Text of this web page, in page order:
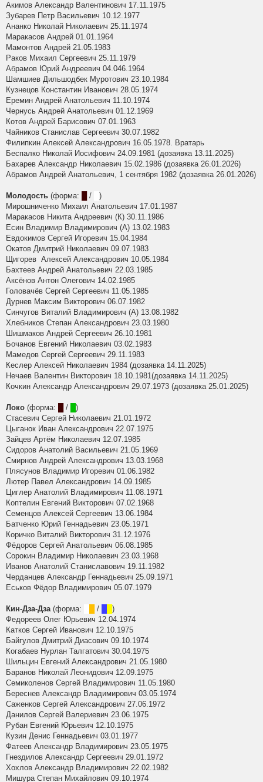
Акимов Александр Валентинович 17.11.1975
Зубарев Петр Васильевич 10.12.1977
Ананко Николай Николаевич 25.11.1974
Маракасов Андрей 01.01.1964
Мамонтов Андрей 21.05.1983
Раков Михаил Сергеевич 25.11.1979
Абрамов Юрий Андреевич 04.046.1964
Шамшиев Дильшодбек Муротович 23.10.1984
Кузнецов Константин Иванович 28.05.1974
Еремин Андрей Анатольевич 11.10.1974
Чернусь Андрей Анатольевич 01.12.1969
Котов Андрей Барисович 07.01.1963
Чайников Станислав Сергеевич 30.07.1982
Филипкин Алексей Александрович 16.05.1978. Вратарь
Беспалко Николай Иосифович 24.09.1981 (дозаявка 13.11.2025)
Бахарев Александр Николаевич 15.02.1986 (дозаявка 26.01.2026)
Абрамов Андрей Анатольевич, 1 сентября 1982 (дозаявка 26.01.2026)
Молодость (форма: /
)
Мирошниченко Михаил Анатольевич 17.01.1987
Маракасов Никита Андреевич (К) 30.11.1986
Есин Владимир Владимирович (А) 13.02.1983
Евдокимов Сергей Игоревич 15.04.1984
Окатов Дмитрий Николаевич 09.07.1983
Щигорев Алексей Александрович 10.05.1984
Бахтеев Андрей Анатольевич 22.03.1985
Аксёнов Антон Олегович 14.02.1985
Головачёв Сергей Сергеевич 11.05.1985
Дурнев Максим Викторович 06.07.1982
Синчугов Виталий Владимирович (А) 13.08.1982
Хлебников Степан Александрович 23.03.1980
Шишмаков Андрей Сергеевич 26.10.1981
Бочанов Евгений Николаевич 03.02.1983
Мамедов Сергей Сергеевич 29.11.1983
Кеслер Алексей Николаевич 1984 (дозаявка 14.11.2025)
Нечаев Валентин Викторович 18.10.1981(дозаявка 14.11.2025)
Кочкин Александр Александрович 29.07.1973 (дозаявка 25.01.2025)
Локо (форма: /
)
Стасевич Сергей Николаевич 21.01.1972
Цыганок Иван Александрович 22.07.1975
Зайцев Артём Николаевич 12.07.1985
Сидоров Анатолий Васильевич 21.05.1969
Смирнов Андрей Александрович 13.03.1968
Плясунов Владимир Игоревич 01.06.1982
Лютер Павел Александрович 14.09.1985
Циглер Анатолий Владимирович 11.08.1971
Коптелин Евгений Викторович 07.02.1968
Семенцов Алексей Сергеевич 13.06.1984
Батченко Юрий Геннадьевич 23.05.1971
Коричко Виталий Викторович 31.12.1976
Фёдоров Сергей Анатольевич 06.08.1985
Сорокин Владимир Николаевич 23.03.1968
Иванов Анатолий Станиславович 19.11.1982
Черданцев Александр Геннадьевич 25.09.1971
Еськов Фёдор Владимирович 05.07.1979
Кин-Дза-Дза(форма: /
)
Федореев Олег Юрьевич 12.04.1974
Катков Сергей Иванович 12.10.1975
Байгулов Дмитрий Диасович 09.10.1974
Когабаев Нурлан Талгатович 30.04.1975
Шильцин Евгений Александрович 21.05.1980
Баранов Николай Леонидович 12.09.1975
Семиколенов Сергей Владимирович 11.05.1980
Береснев Александр Владимирович 03.05.1974
Саженков Сергей Александрович 27.06.1972
Данилов Сергей Валериевич 23.06.1975
Рубан Евгений Юрьевич 12.10.1975
Кузин Денис Геннадьевич 03.01.1977
Фатеев Александр Владимирович 23.05.1975
Гнездилов Александр Сергеевич 29.01.1972
Хохлов Александр Владимирович 22.02.1982
Мишура Степан Михайлович 09.10.1974